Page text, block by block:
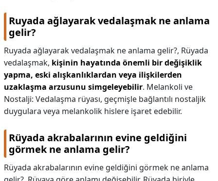
Ruyada ağlayarak vedalaşmak ne anlama
gelir?
Ruyada ağlayarak vedalaşmak ne anlama gelir?, Rüyada
vedalaşmak, kişinin hayatında önemli bir değişiklik
yapma, eski alışkanlıklardan veya ilişkilerden
uzaklaşma arzusunu simgeleyebilir. Melankoli ve
Nostalji: Vedalaşma rüyası, geçmişle bağlantılı nostaljik
duygulara veya melankolik hislere işaret edebilir.
Rüyada akrabalarının evine geldiğini
görmek ne anlama gelir?
Rüyada akrabalarının evine geldiğini görmek ne anlama